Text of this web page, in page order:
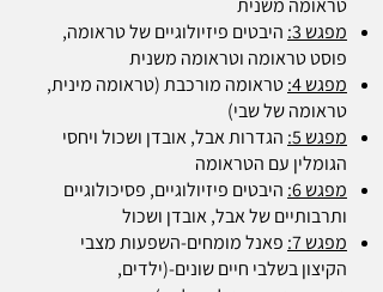
טראומה משנית
מפגש 3:
היבטים פיזיולוגיים של טראומה,
פוסט טראומה וטראומה משנית
מפגש 4:
טראומה מורכבת (טראומה מינית,
טראומה של שבי)
מפגש 5:
הגדרות אבל, אובדן ושכול ויחסי
הגומלין עם הטראומה
מפגש 6:
היבטים פיזיולוגיים, פסיכולוגיים
ותרבותיים של אבל, אובדן ושכול
מפגש 7:
פאנל מומחים-השפעות מצבי
הקיצון בשלבי חיים שונים-(ילדים,